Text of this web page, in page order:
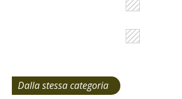
Dalla stessa categoria